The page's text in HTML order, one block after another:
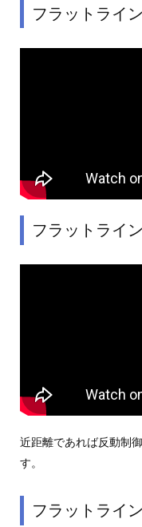
フラットライ
フラットライ
近距離であれば反動制
す。
フラットライ